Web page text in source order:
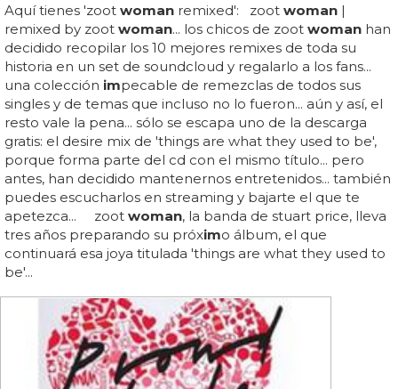
Aquí tienes 'zoot woman remixed': zoot woman |
remixed by zoot woman... los chicos de zoot woman han
decidido recopilar los 10 mejores remixes de toda su
historia en un set de soundcloud y regalarlo a los fans...
una colección impecable de remezclas de todos sus
singles y de temas que incluso no lo fueron... aún y así, el
resto vale la pena... sólo se escapa uno de la descarga
gratis: el desire mix de 'things are what they used to be',
porque forma parte del cd con el mismo título... pero
antes, han decidido mantenernos entretenidos... también
puedes escucharlos en streaming y bajarte el que te
apetezca... zoot woman, la banda de stuart price, lleva
tres años preparando su próximo álbum, el que
continuará esa joya titulada 'things are what they used to
be'...